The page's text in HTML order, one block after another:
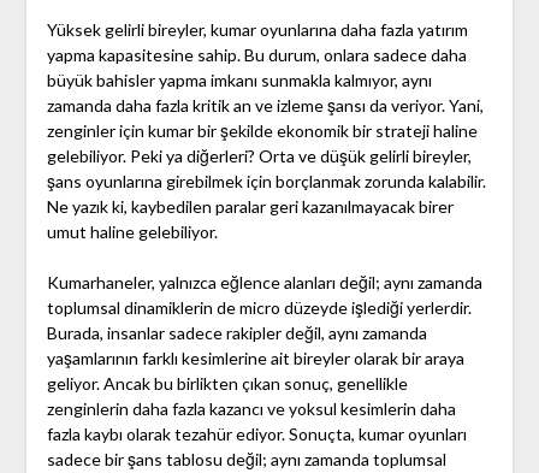
Yüksek gelirli bireyler, kumar oyunlarına daha fazla yatırım
yapma kapasitesine sahip. Bu durum, onlara sadece daha
büyük bahisler yapma imkanı sunmakla kalmıyor, aynı
zamanda daha fazla kritik an ve izleme şansı da veriyor. Yani,
zenginler için kumar bir şekilde ekonomik bir strateji haline
gelebiliyor. Peki ya diğerleri? Orta ve düşük gelirli bireyler,
şans oyunlarına girebilmek için borçlanmak zorunda kalabilir.
Ne yazık ki, kaybedilen paralar geri kazanılmayacak birer
umut haline gelebiliyor.
Kumarhaneler, yalnızca eğlence alanları değil; aynı zamanda
toplumsal dinamiklerin de micro düzeyde işlediği yerlerdir.
Burada, insanlar sadece rakipler değil, aynı zamanda
yaşamlarının farklı kesimlerine ait bireyler olarak bir araya
geliyor. Ancak bu birlikten çıkan sonuç, genellikle
zenginlerin daha fazla kazancı ve yoksul kesimlerin daha
fazla kaybı olarak tezahür ediyor. Sonuçta, kumar oyunları
sadece bir şans tablosu değil; aynı zamanda toplumsal